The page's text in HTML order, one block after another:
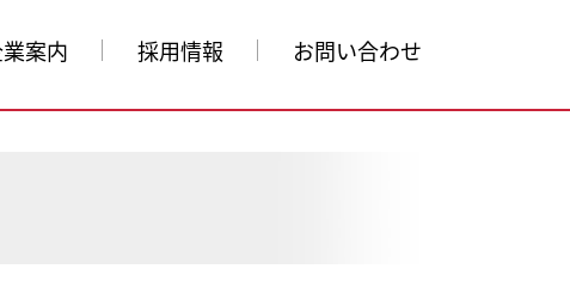
案内 採用情報 お問い合わせ